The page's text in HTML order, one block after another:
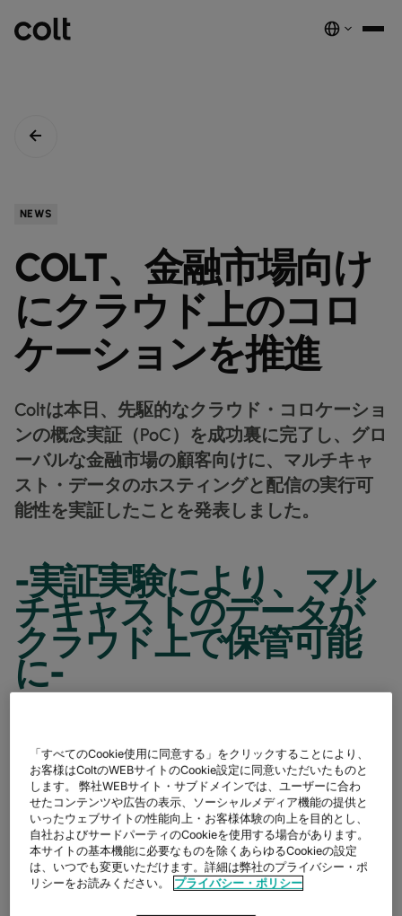
ダークファイバー
スペクトラム
COLT WAVE(専用線)
詳しく見る
ネットワークマップ
docs データシート
handshake パートナー
warehouse ホールセール & ハイパースケーラー
デジタルエコシステムを、安全でインテリジェントな単一プラットフ
詳しく見る
NETWORK-AS-A-SERVICE
イーサネット
専用インターネットアクセス
デジタル分野の導入事例
storefront リテール(小売)
monitor キャピタル・マーケット
3p 通信
実績と成果
ン。
ソリューション
home_work 職場環境を変革する
cable インフラの最適化を実現
業種別
forklift 製造業
製薬
storefront リテール(小売)
delivery_truck_speed 運輸・物流
ラックコロケーション
ケージコロケーション
接続サービス​
globe_book IP トランジット
クラウド接続サービス
AAS (オンデマンドサービス)
WANサービス​
IP VPN
SD-WAN + SASE
マネージドLAN​
すべてのネットワークサービス
COLTのネットワーク​
fingerprint 会社概要
home 事業内容
map COLTのネットワーク
bigtop_updates 接続を確認
newsmode インサイト
auto_stories 顧客事例
news
network_intelligence ドキュメンテーション
docs データシート
podcasts ニュースレター
network_check ネットワークステータス
NEWS
COLT、金融市場向け
にクラウド上のコロ
ケーションを推進
Coltは本日、先駆的なクラウド・コロケーショ
ンの概念実証（PoC）を成功裏に完了し、グロ
ーバルな金融市場の顧客向けに、マルチキャ
スト・データのホスティングと配信の実行可
能性を実証したことを発表しました。
-実証実験により、マル
チキャストのデータが
クラウド上で保管可能
に-
注：本リリースは英国において10/18(火)に発表されたリリースの
和訳です。
(英国ロンドン、10月18日発)欧州・アジアの都市部に広がる自社
光ファイバー・ネットワーク網により、広帯域、及び迅速なネッ
トワーク・ソリューションを提供するリーディング・プロバイ
ダ、Coltテクノロジーサービス株式会社（代表取締役社長：星野
真人、所在地：東京都港区六本木、以下Colt）は本日、先駆的な
「すべてのCookie使用に同意する」をクリックすることにより、
お客様はColtのWEBサイトのCookie設定に同意いただいたものと
します。 弊社WEBサイト・サブドメインでは、ユーザーに合わ
せたコンテンツや広告の表示、ソーシャルメディア機能の提供と
いったウェブサイトの性能向上・お客様体験の向上を目的とし、
自社およびサードパーティのCookieを使用する場合があります。
本サイトの基本機能に必要なものを除くあらゆるCookieの設定
は、いつでも変更いただけます。詳細は弊社のプライバシー・ポ
リシーをお読みください。
プライバシー・ポリシー